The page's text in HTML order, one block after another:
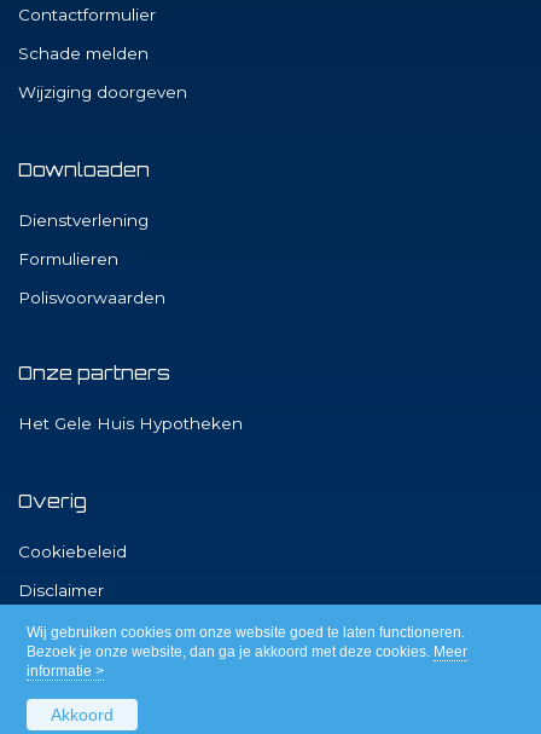
Wij gebruiken cookies om onze website goed te laten functioneren.
Bezoek je onze website, dan ga je akkoord met deze cookies. Meer
informatie >
Akkoord
Contactformulier
Schade melden
Wijziging doorgeven
Downloaden
Dienstverlening
Formulieren
Polisvoorwaarden
Onze partners
Het Gele Huis Hypotheken
Overig
Cookiebeleid
Disclaimer
Privacy